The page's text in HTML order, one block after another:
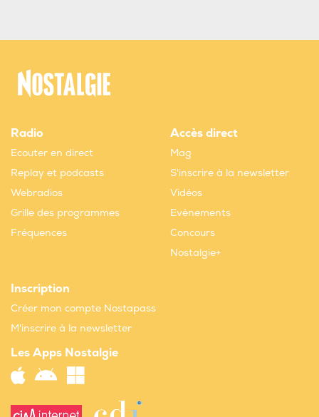
Radio
Ecouter en direct
Replay et podcasts
Webradios
Grille des programmes
Fréquences
Accès direct
Mag
S'inscrire à la newsletter
Vidéos
Evènements
Concours
Nostalgie+
Inscription
Créer mon compte Nostapass
M'inscrire à la newsletter
Les Apps Nostalgie